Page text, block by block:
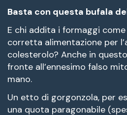
Basta con questa bufala
E chi addita i formaggi come
corretta alimentazione per
colesterolo? Anche in
fronte all’ennesimo falso
mano.
Un etto di gorgonzola, per
una quota paragonabile